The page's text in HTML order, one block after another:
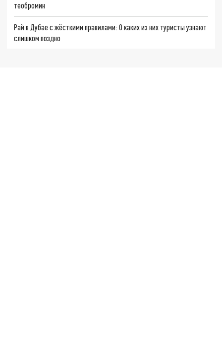
теобромин
Рай в Дубае с жёсткими правилами: О каких из них туристы узнают
слишком поздно